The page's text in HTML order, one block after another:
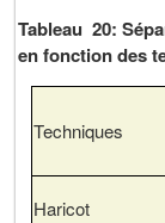
Tableau 20:
en fonction des
Techniques
Haricot